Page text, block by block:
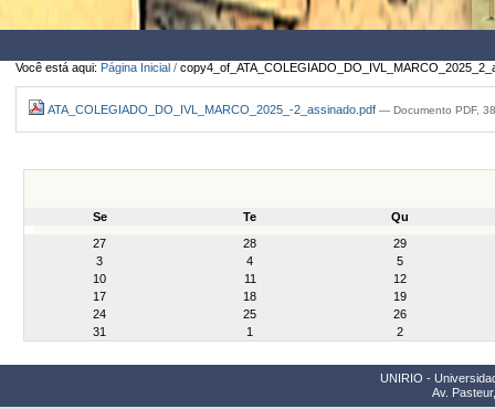
Você está aqui: Página Inicial /
ATA_COLEGIADO_DO_IVL_MARCO_2025_-2_assinado.pdf — Documento PDF,
Se Te
Qu
27
28
29
3
4
5
10
11
12
17
18
19
24
25
26
31
1 2
UNIRIO -
Av.